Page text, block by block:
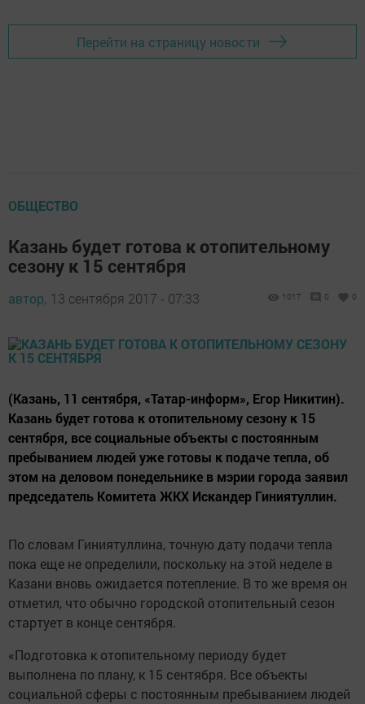
Перейти на страницу новости
ОБЩЕСТВО
Казань будет готова к отопительному
сезону к 15 сентября
автор, 13 сентября 2017 - 07:33 1017 0 0
(Казань, 11 сентября, «Татар-информ», Егор Никитин).
Казань будет готова к отопительному сезону к 15
сентября, все социальные объекты с постоянным
пребыванием людей уже готовы к подаче тепла, об
этом на деловом понедельнике в мэрии города заявил
председатель Комитета ЖКХ Искандер Гиниятуллин.
По словам Гиниятуллина, точную дату подачи тепла
пока еще не определили, поскольку на этой неделе в
Казани вновь ожидается потепление. В то же время он
отметил, что обычно городской отопительный сезон
стартует в конце сентября.
«Подготовка к отопительному периоду будет
выполнена по плану, к 15 сентября. Все объекты
социальной сферы с постоянным пребыванием людей